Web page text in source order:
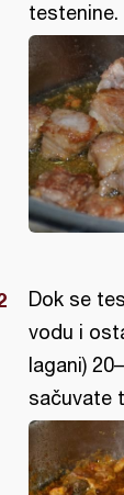
testenine.
Dok se
vodu i
lagani)
sačuvate